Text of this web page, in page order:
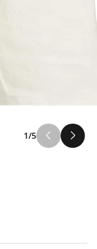
1/5